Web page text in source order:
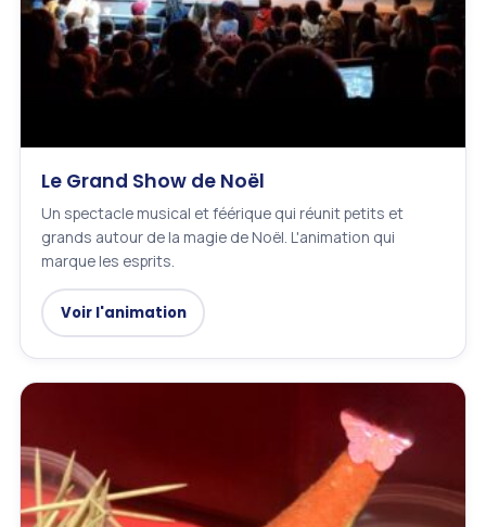
Le Grand Show de Noël
Un spectacle musical et féérique qui réunit petits et
grands autour de la magie de Noël. L'animation qui
marque les esprits.
Voir l'animation